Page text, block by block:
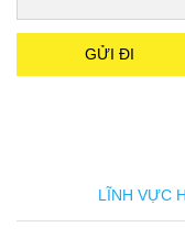
LĨNH VỰC